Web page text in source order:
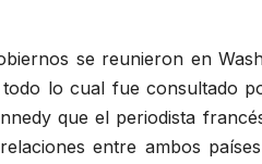
se reunieron en
lo cual fue consultado
que el periodista
entre ambos